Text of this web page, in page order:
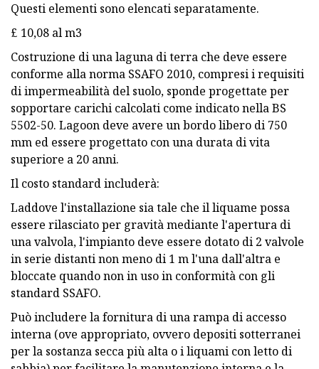
Questi elementi sono elencati separatamente.
£ 10,08 al m3
Costruzione di una laguna di terra che deve essere
conforme alla norma SSAFO 2010, compresi i requisiti
di impermeabilità del suolo, sponde progettate per
sopportare carichi calcolati come indicato nella BS
5502-50. Lagoon deve avere un bordo libero di 750
mm ed essere progettato con una durata di vita
superiore a 20 anni.
Il costo standard includerà:
Laddove l'installazione sia tale che il liquame possa
essere rilasciato per gravità mediante l'apertura di
una valvola, l'impianto deve essere dotato di 2 valvole
in serie distanti non meno di 1 m l'una dall'altra e
bloccate quando non in uso in conformità con gli
standard SSAFO.
Può includere la fornitura di una rampa di accesso
interna (ove appropriato, ovvero depositi sotterranei
per la sostanza secca più alta o i liquami con letto di